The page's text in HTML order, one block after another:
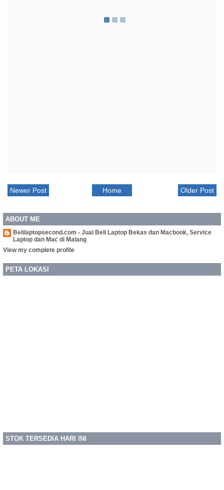
Newer Post Older Post
Home
ABOUT ME
Belilaptopsecond.com - Jual Beli Laptop Bekas dan Macbook, Service
Laptop dan Mac di Malang
View my complete profile
PETA LOKASI
STOK TERSEDIA HARI INI